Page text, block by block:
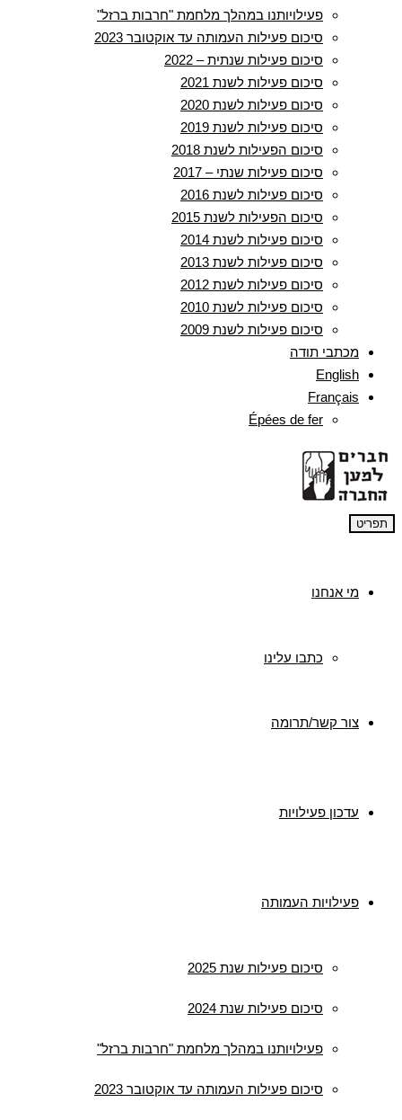
פעילויותנו במהלך מלחמת "חרבות ברזל"
סיכום פעילות העמותה עד אוקטובר 2023
סיכום פעילות שנתית – 2022
סיכום פעילות לשנת 2021
סיכום פעילות לשנת 2020
סיכום פעילות לשנת 2019
סיכום הפעילות לשנת 2018
סיכום פעילות שנתי – 2017
סיכום פעילות לשנת 2016
סיכום הפעילות לשנת 2015
סיכום פעילות לשנת 2014
סיכום פעילות לשנת 2013
סיכום פעילות לשנת 2012
סיכום פעילות לשנת 2010
סיכום פעילות לשנת 2009
מכתבי תודה
English
Français
Épées de fer
תפריט
מי אנחנו
כתבו עלינו
צור קשר/תרומה
עדכון פעילויות
פעילויות העמותה
סיכום פעילות שנת 2025
סיכום פעילות שנת 2024
פעילויותנו במהלך מלחמת "חרבות ברזל"
סיכום פעילות העמותה עד אוקטובר 2023